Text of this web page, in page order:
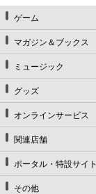
ゲーム
マガジン＆ブックス
ミュージック
グッズ
オンラインサービス
関連店舗
ポータル・特設サイト
その他